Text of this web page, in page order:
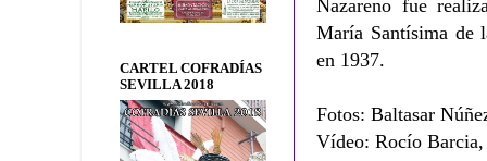
Nazareno fue
María Santísima de
en 1937.
Fotos: Baltasar
Vídeo: Rocío
CARTEL COFRADÍAS
SEVILLA 2018